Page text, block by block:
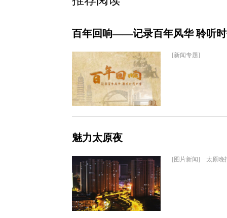
百年回响——记录百年风华 聆听
[新闻专题]
魅力太原夜
[图片新闻] 太原晚